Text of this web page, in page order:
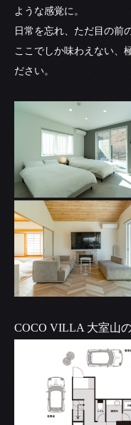
ような感覚に。
日常を忘れ、ただ目の前
ここでしか味わえない、
ださい。
COCO VILLA 大室山